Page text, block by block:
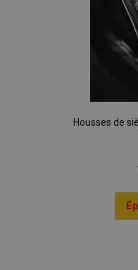
Housses de